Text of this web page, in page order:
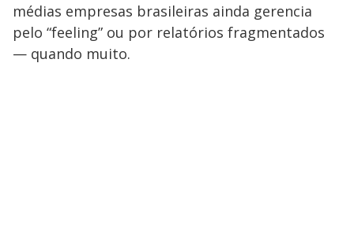
médias empresas brasileiras ainda gerencia
pelo “feeling” ou por relatórios fragmentados
— quando muito.